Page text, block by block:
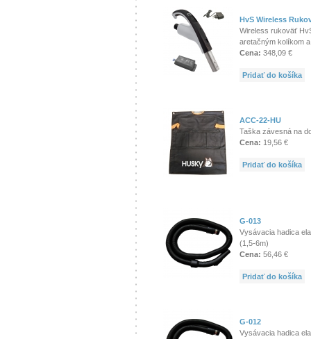
HvS Wireless
Wireless rukoväť
aretačným kolíkom
Cena: 348,09 €
Pridať do košíka
ACC-22-HU
Taška závesná na
Cena: 19,56 €
Pridať do košíka
G-013
Vysávacia hadica
(1,5-6m)
Cena: 56,46 €
Pridať do košíka
G-012
Vysávacia hadica